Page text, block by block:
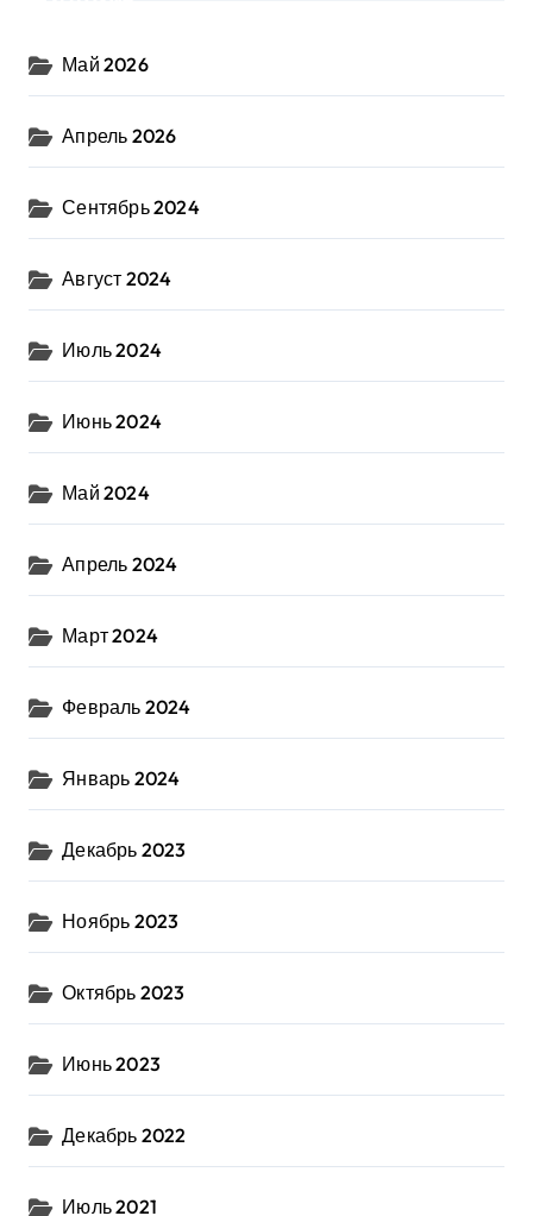
Май 2026
Апрель 2026
Сентябрь 2024
Август 2024
Июль 2024
Июнь 2024
Май 2024
Апрель 2024
Март 2024
Февраль 2024
Январь 2024
Декабрь 2023
Ноябрь 2023
Октябрь 2023
Июнь 2023
Декабрь 2022
Июль 2021